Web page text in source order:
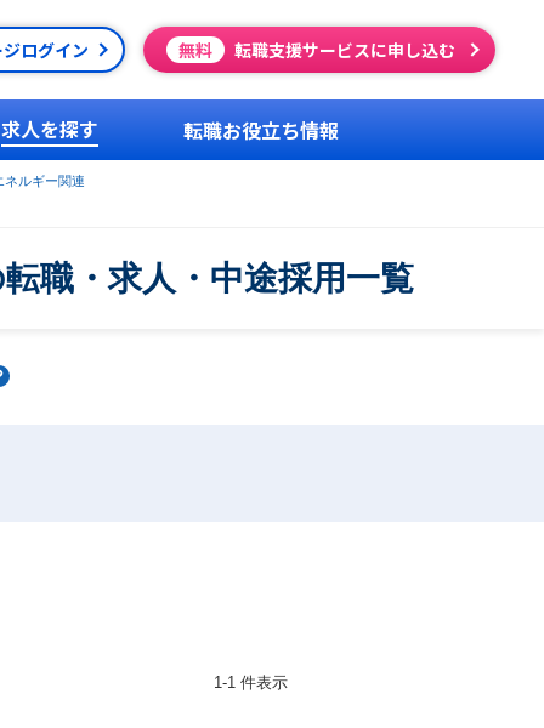
ログイン 無料 転職支援サービスに申し込む
求人を探す 転職お役立ち情報
ネルギー関連
職・求人・中途採用一覧
1-1 件表示